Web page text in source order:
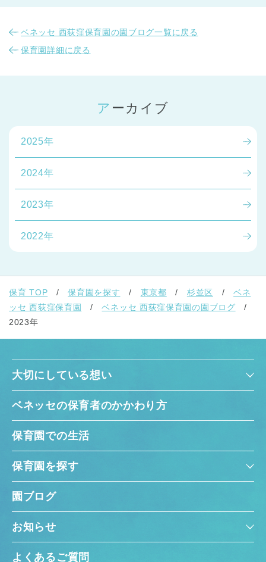
ベネッセ 西荻窪保育園の園ブログ一覧に戻る
保育園詳細に戻る
アーカイブ
2025年
2024年
2023年
2022年
保育 TOP 保育園を探す 東京都 杉並区
ベネ
ッセ 西荻窪保育園
ベネッセ 西荻窪保育園の園ブログ
2023年
大切にしている想い
ベネッセの保育者のかかわり方
保育園での生活
保育園を探す
園ブログ
お知らせ
よくあるご質問